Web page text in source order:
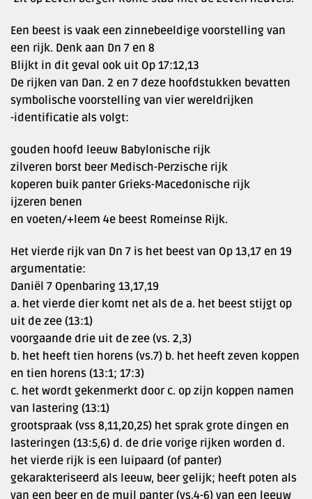
Een beest is vaak een zinnebeeldige voorstelling van
een rijk. Denk aan Dn 7 en 8
Blijkt in dit geval ook uit Op 17:12,13
De rijken van Dan. 2 en 7 deze hoofdstukken bevatten
symbolische voorstelling van vier wereldrijken
-identificatie als volgt:
gouden hoofd leeuw Babylonische rijk
zilveren borst beer Medisch-Perzische rijk
koperen buik panter Grieks-Macedonische rijk
ijzeren benen
en voeten/+leem 4e beest Romeinse Rijk.
Het vierde rijk van Dn 7 is het beest van Op 13,17 en 19
argumentatie:
Daniël 7 Openbaring 13,17,19
a. het vierde dier komt net als de a. het beest stijgt op
uit de zee (13:1)
voorgaande drie uit de zee (vs. 2,3)
b. het heeft tien horens (vs.7) b. het heeft zeven koppen
en tien horens (13:1; 17:3)
c. het wordt gekenmerkt door c. op zijn koppen namen
van lastering (13:1)
grootspraak (vss 8,11,20,25) het sprak grote dingen en
lasteringen (13:5,6) d. de drie vorige rijken worden d.
het vierde rijk is een luipaard (of panter)
gekarakteriseerd als leeuw, beer gelijk; heeft poten als
van een beer en de muil panter (vs.4-6) van een leeuw